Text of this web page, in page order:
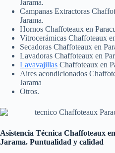
Jarama.
Campanas Extractoras
Jarama.
Hornos Chaffoteaux en
Vitrocerámicas Chaffoteaux
Secadoras Chaffoteaux en
Lavadoras Chaffoteaux en
Lavavajillas Chaffoteaux en
Aires acondicionados
Jarama
Otros.
Asistencia Técnica Chaffoteaux
Jarama. Puntualidad y calidad